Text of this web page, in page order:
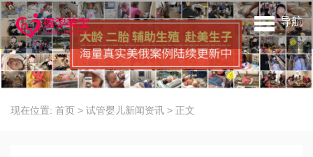
导航
现在位置: 首页 > 试管婴儿新闻资讯 > 正文